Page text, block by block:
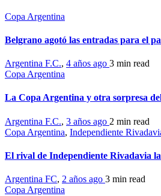
Copa Argentina
Belgrano agotó las entradas para el
Argentina F.C., 4 años ago 3 min read
Copa Argentina
La Copa Argentina y otra sorpresa
Argentina F.C., 3 años ago 2 min read
Copa Argentina, Independiente
El rival de Independiente Rivadavia
Argentina FC, 2 años ago 3 min read
Copa Argentina